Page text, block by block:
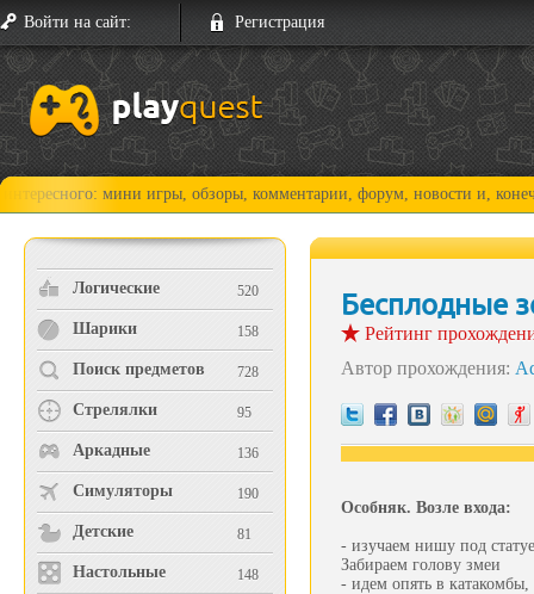
Войти на сайт: Регистрация
мини игры, обзоры, комментарии, форум, новости и, конечно,
Логические 520
Шарики 158
Поиск предметов 728
Стрелялки 95
Аркадные 136
Симуляторы 190
Детские 81
Настольные 148
Бесплодные
Рейтинг
Автор прохождения:
Особняк. Возле входа:
- изучаем нишу под
Забираем голову змеи
- идем опять в катакомбы,